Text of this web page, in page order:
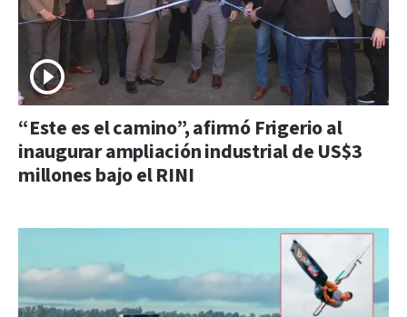
“Este es el camino”, afirmó Frigerio al
inaugurar ampliación industrial de US$3
millones bajo el RINI